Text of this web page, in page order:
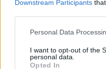
Downstream Participants
Please note that this
not limited to your visit or
grant or deny consent to
Personal Data
I want to opt-out of the
personal data.
Opted In
turnékat akár egy-két évre
nyilatkozta az önállóvá
a Pécsi Balett